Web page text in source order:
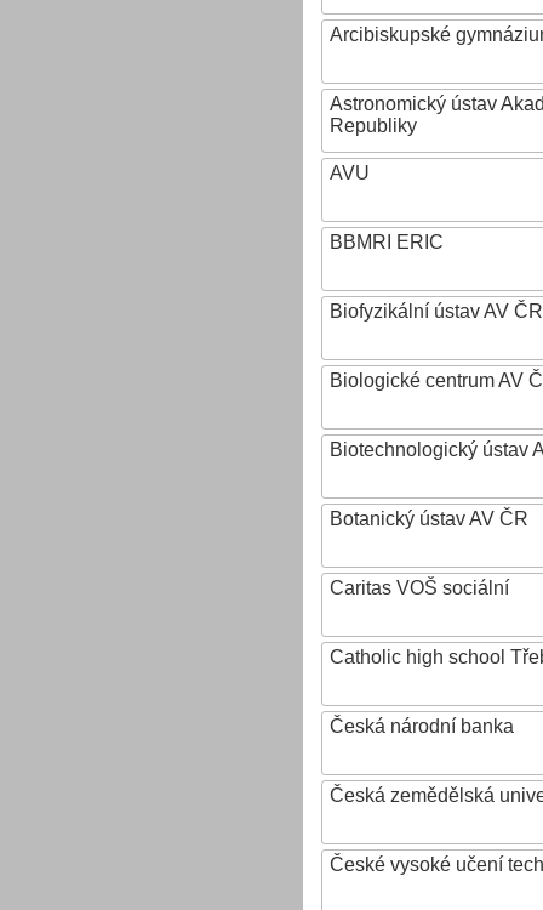
Arcibiskupské
Astronomický ústav
Republiky
AVU
BBMRI ERIC
Biofyzikální ústav AV ČR
Biologické centrum AV
Biotechnologický ústav
Botanický ústav AV ČR
Caritas VOŠ sociální
Catholic high school
Česká národní banka
Česká zemědělská
České vysoké učení